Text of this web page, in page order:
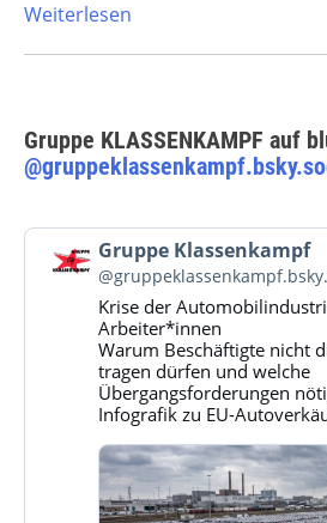
Weiterlesen
Gruppe KLASSENKAMPF auf
Beitrag
von
Gruppe
Klassenkampf
Bluesky
ansehen
Gruppe Klassenkampf
Krise der
Arbeiter*innen
Warum Beschäftigte nicht
tragen dürfen und welche
Übergangsforderungen
Infografik zu EU-